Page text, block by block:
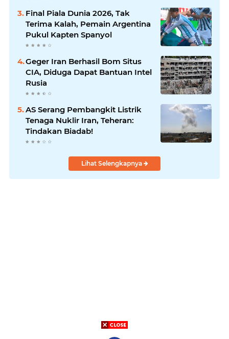
Final Piala Dunia 2026, Tak
Terima Kalah, Pemain Argentina
Pukul Kapten Spanyol
Geger Iran Berhasil Bom Situs
CIA, Diduga Dapat Bantuan Intel
Rusia
AS Serang Pembangkit Listrik
Tenaga Nuklir Iran, Teheran:
Tindakan Biadab!
Lihat Selengkapnya